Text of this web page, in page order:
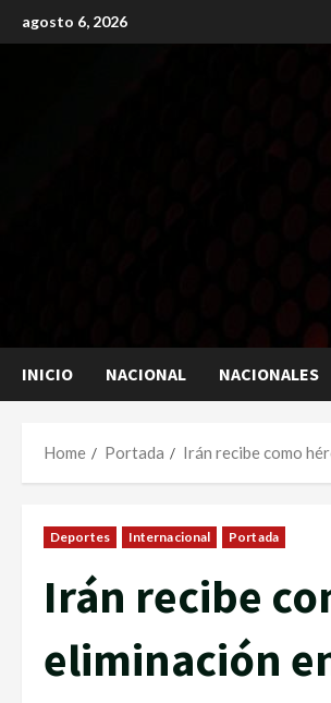
to
agosto 6, 2026
INICIO NACIONAL NACIONALES
Home Portada Irán recibe como
Deportes Internacional Portada
Irán recibe
eliminación